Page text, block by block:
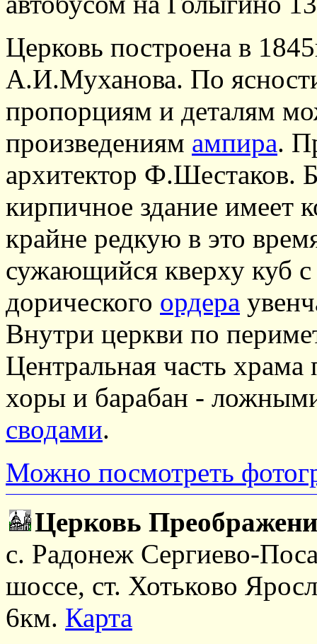
Церковь построена в
А.И.Муханова. По
пропорциям и деталям
произведениям ампира.
архитектор Ф.Шестаков.
кирпичное здание имеет
крайне редкую в это
сужающийся кверху куб
дорического ордера
Внутри церкви по
Центральная часть
хоры и барабан -
сводами.
Можно посмотреть
Церковь
с. Радонеж Сергиево-
шоссе, ст. Хотьково
6км. Карта